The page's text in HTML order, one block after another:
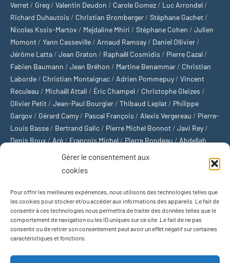
Gérer le consentement aux
cookies
Pour offrir les meilleures expériences, nous utilisons des technologies telles que
les cookies pour stocker et/ou accéder aux informations des appareils. Le fait de
consentir à ces technologies nous permettra de traiter des données telles que le
comportement de navigation ou les ID uniques sur ce site. Le fait de ne pas
consentir ou de retirer son consentement peut avoir un effet négatif sur certaines
caractéristiques et fonctions.
Verret / Greg / Valentin Deudon / Carole Gomez / Luc Arrondel /
Richard Duhautois / Christian Bromberger / Stéphane Gachet /
Nicolas Kssis-Martov / Mejdaline Mhiri / Stéphane Cohen / Julien
Momont / Yann Casseville / Arnaud Ramsay / Daniel Ollivier /
Jérôme Latta / Jean Graton / Raphaël Cosmidis / Pierre Cazal /
Fabien Baumann / Jean Bréhon / Martine Benammar / Christian
Laborde / Christian Montaignac / Adrien Pommepuy / Vincent
Reculeau / Michaël Attali / Éric Champel / Christophe Gleizes /
Olivier Petit / Jean-Paul Bourgier / Thibaud Leplat / Philippe
Gargov / Gérard Camy / Pascal François / Alexis Vergereau / Pierre-
Louis Basse / Bertrand Galic / Pierre Michel Bonnot / Javi Rey /
Denis Roux / Aré / François Michel / Pierre Rondeau / Abdellah
Michaël Delépine
Football/ Cyclisme/Tous les sports/Jeux olympiques/Rugby/
Basket-ball/Sports US/Boxe/Tennis/Bateaux/Formule 1/
Moto/Natation/Sports d'hiver/Marathon/Trail/Automobile
Baseball/Golf/Athlétisme